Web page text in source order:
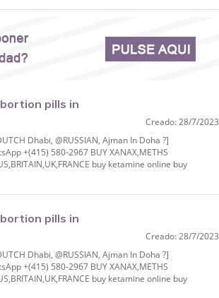
pills in
In Do
Creado: 28/7/2023
Dhabi, @RUSSIAN, Ajman In Doha ?]
+(415) 580-2967 BUY XANAX,METHS
buy ketamine online buy
pills in
In Do
Creado: 28/7/2023
Dhabi, @RUSSIAN, Ajman In Doha ?]
+(415) 580-2967 BUY XANAX,METHS
buy ketamine online buy